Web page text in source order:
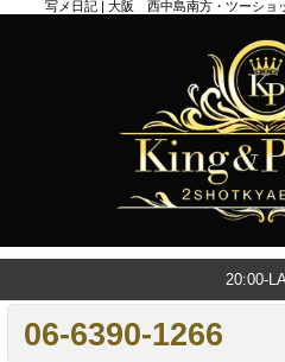
写メ日記 | 大阪 西中島南方・ツーショ
20:00-
06-6390-1266